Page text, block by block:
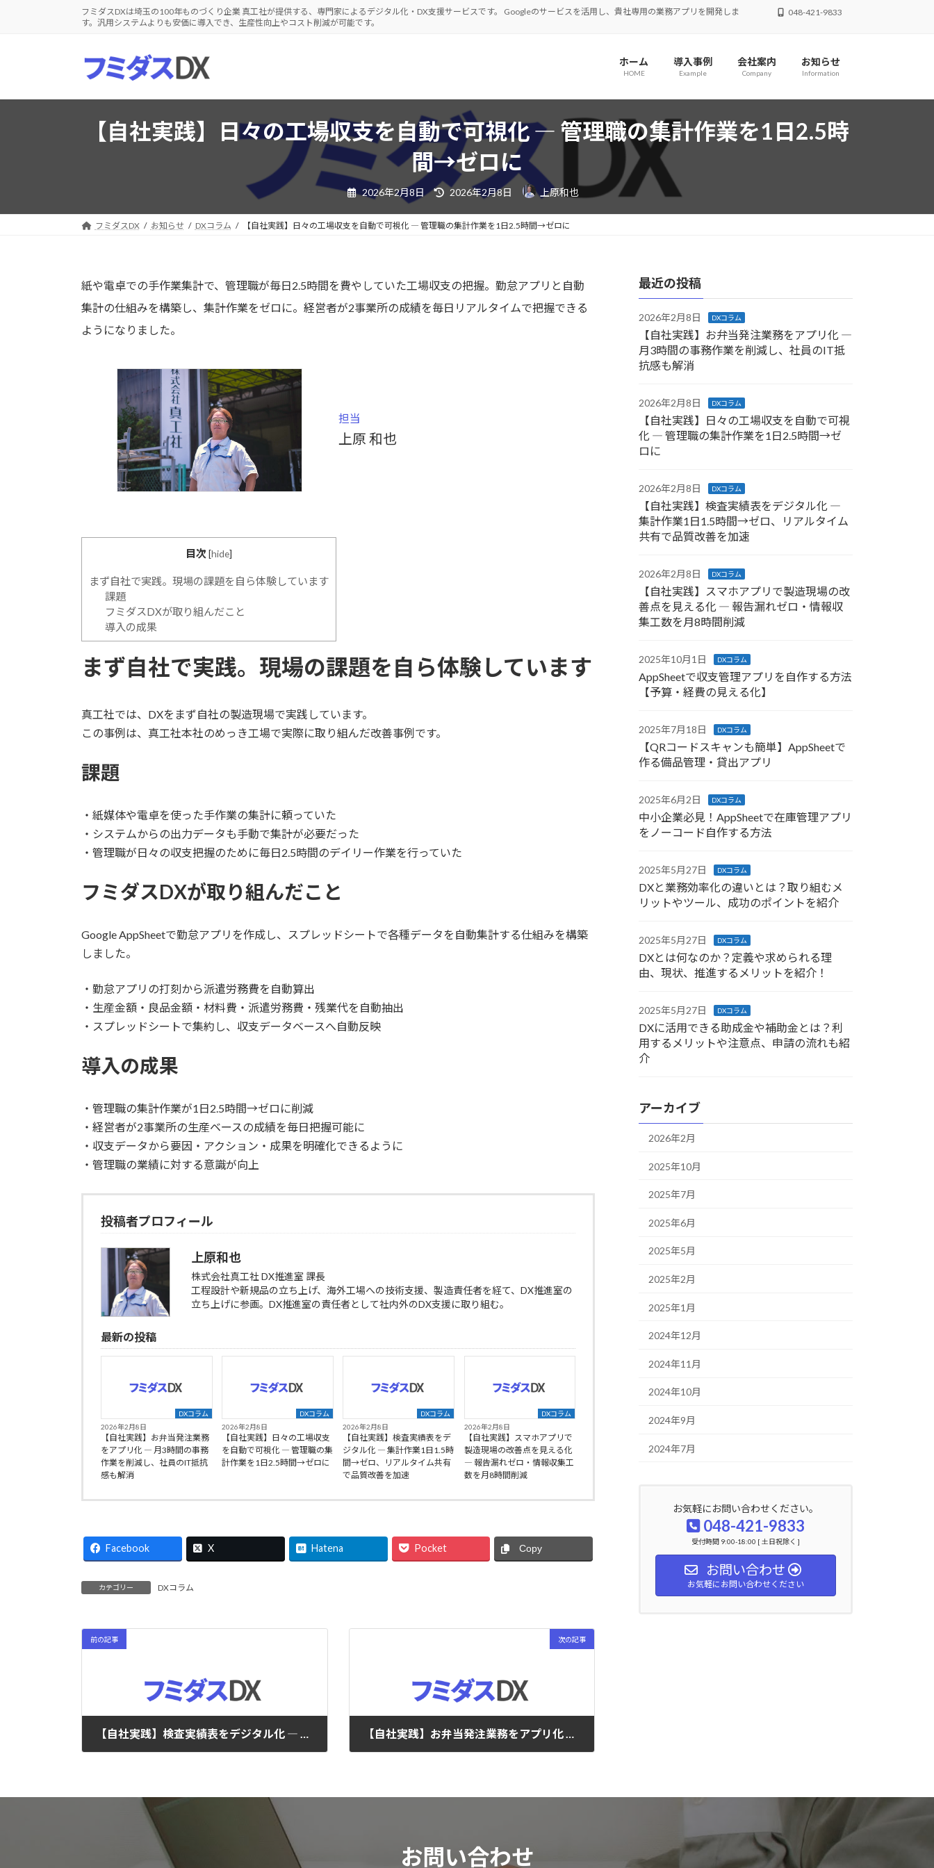
フミダスDXは埼玉の100年ものづくり企業 真工社が提供する、専門家によるデジタル化・DX支援サービスです。 Googleのサービスを活用し、貴社専用の業務アプリを開発しま
す。汎用システムよりも安価に導入でき、生産性向上やコスト削減が可能です。
048-421-9833
ホーム
HOME
導入事例
Example
会社案内
Company
お知らせ
Information
【自社実践】日々の工場収支を自動で可視化 ― 管理職の集計作業を1日2.5時
間→ゼロに
2026年2月8日
最
終
新
日
2026年2月8日 上原和也
フミダスDX お知らせ DXコラム 【自社実践】日々の工場収支を自動で可視化 ― 管理職の集計作業を1日2.5時間→ゼロに
紙や電卓での手作業集計で、管理職が毎日2.5時間を費やしていた工場収支の把握。勤怠アプリと自動
集計の仕組みを構築し、集計作業をゼロに。経営者が2事業所の成績を毎日リアルタイムで把握できる
ようになりました。
担当
上原 和也
目次[hide]
まず自社で実践。現場の課題を自ら体験しています
課題
フミダスDXが取り組んだこと
導入の成果
まず自社で実践。現場の課題を自ら体験しています
真工社では、DXをまず自社の製造現場で実践しています。
この事例は、真工社本社のめっき工場で実際に取り組んだ改善事例です。
課題
・紙媒体や電卓を使った手作業の集計に頼っていた
・システムからの出力データも手動で集計が必要だった
・管理職が日々の収支把握のために毎日2.5時間のデイリー作業を行っていた
フミダスDXが取り組んだこと
Google AppSheetで勤怠アプリを作成し、スプレッドシートで各種データを自動集計する仕組みを構築
しました。
・勤怠アプリの打刻から派遣労務費を自動算出
・生産金額・良品金額・材料費・派遣労務費・残業代を自動抽出
・スプレッドシートで集約し、収支データベースへ自動反映
導入の成果
・管理職の集計作業が1日2.5時間→ゼロに削減
・経営者が2事業所の生産ベースの成績を毎日把握可能に
・収支データから要因・アクション・成果を明確化できるように
・管理職の業績に対する意識が向上
投稿者プロフィール
上原和也
株式会社真工社 DX推進室 課長
工程設計や新規品の立ち上げ、海外工場への技術支援、製造責任者を経て、DX推進室の
立ち上げに参画。DX推進室の責任者として社内外のDX支援に取り組む。
最新の投稿
DXコラム
2026年2月8日
【自社実践】お弁当発注業務
をアプリ化 ― 月3時間の事務
作業を削減し、社員のIT抵抗
感も解消
DXコラム
2026年2月8日
【自社実践】日々の工場収支
を自動で可視化 ― 管理職の集
計作業を1日2.5時間→ゼロに
DXコラム
2026年2月8日
【自社実践】検査実績表をデ
ジタル化 ― 集計作業1日1.5時
間→ゼロ、リアルタイム共有
で品質改善を加速
DXコラム
2026年2月8日
【自社実践】スマホアプリで
製造現場の改善点を見える化
― 報告漏れゼロ・情報収集工
数を月8時間削減
Facebook X Hatena Pocket Copy
カテゴリー DXコラム
前の記事
【自社実践】検査実績表をデジタル化 ― 集計作業1日1.5時間→ゼロ、リアルタイム共有で品質改善を加速
次の記事
【自社実践】お弁当発注業務をアプリ化 ― 月3時間の事務作業を削減し、社員のIT抵抗感も解消
最近の投稿
2026年2月8日 DXコラム
【自社実践】お弁当発注業務をアプリ化 ―
月3時間の事務作業を削減し、社員のIT抵
抗感も解消
2026年2月8日 DXコラム
【自社実践】日々の工場収支を自動で可視
化 ― 管理職の集計作業を1日2.5時間→ゼ
ロに
2026年2月8日 DXコラム
【自社実践】検査実績表をデジタル化 ―
集計作業1日1.5時間→ゼロ、リアルタイム
共有で品質改善を加速
2026年2月8日 DXコラム
【自社実践】スマホアプリで製造現場の改
善点を見える化 ― 報告漏れゼロ・情報収
集工数を月8時間削減
2025年10月1日 DXコラム
AppSheetで収支管理アプリを自作する方法
【予算・経費の見える化】
2025年7月18日 DXコラム
【QRコードスキャンも簡単】AppSheetで
作る備品管理・貸出アプリ
2025年6月2日 DXコラム
中小企業必見！AppSheetで在庫管理アプリ
をノーコード自作する方法
2025年5月27日 DXコラム
DXと業務効率化の違いとは？取り組むメ
リットやツール、成功のポイントを紹介
2025年5月27日 DXコラム
DXとは何なのか？定義や求められる理
由、現状、推進するメリットを紹介！
2025年5月27日 DXコラム
DXに活用できる助成金や補助金とは？利
用するメリットや注意点、申請の流れも紹
介
アーカイブ
2026年2月
2025年10月
2025年7月
2025年6月
2025年5月
2025年2月
2025年1月
2024年12月
2024年11月
2024年10月
2024年9月
2024年7月
お気軽にお問い合わせください。
048-421-9833
受付時間 9:00-18:00 [ 土日祝除く ]
お問い合わせ
お気軽にお問い合わせください
お問い合わせ